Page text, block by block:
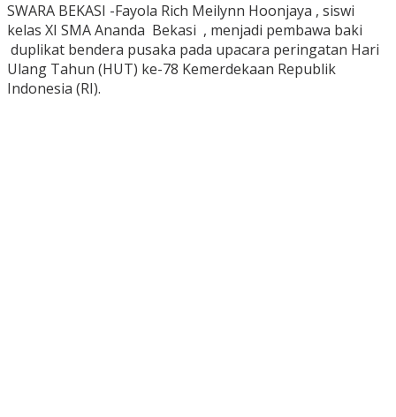
SWARA BEKASI -Fayola Rich Meilynn Hoonjaya , siswi
kelas XI SMA Ananda Bekasi , menjadi pembawa baki
duplikat bendera pusaka pada upacara peringatan Hari
Ulang Tahun (HUT) ke-78 Kemerdekaan Republik
Indonesia (RI).